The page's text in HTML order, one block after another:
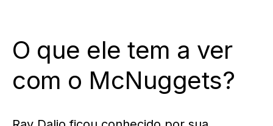
O que ele tem a ver
com o McNuggets?